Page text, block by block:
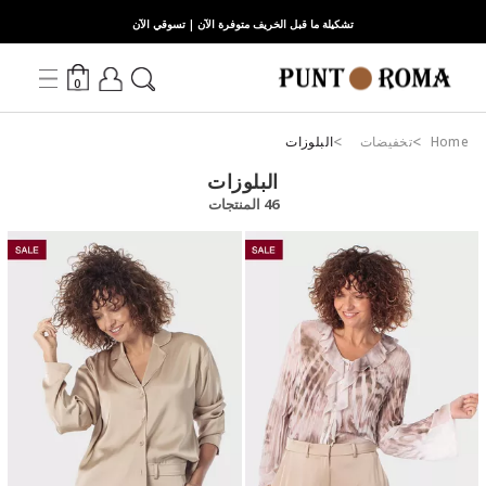
تشكيلة ما قبل الخريف متوفرة الآن | تسوقي الآن
0
Home تخفيضات البلوزات
البلوزات
46 المنتجات